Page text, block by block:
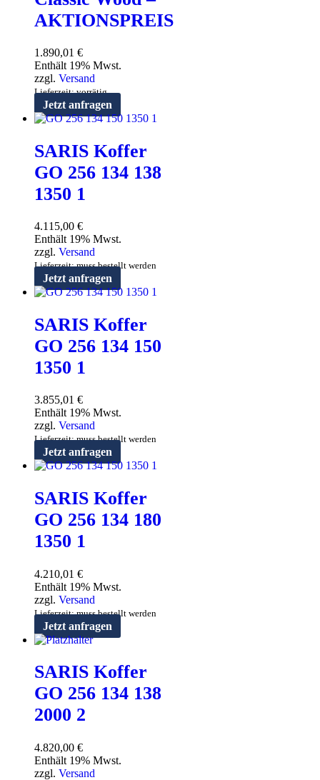
AKTIONSPREIS
1.890,01 €
Enthält 19% Mwst.
zzgl. Versand
Lieferzeit: vorrätig
Jetzt anfragen
SARIS Koffer
GO 256 134 138
1350 1
4.115,00 €
Enthält 19% Mwst.
zzgl. Versand
Lieferzeit: muss bestellt werden
Jetzt anfragen
SARIS Koffer
GO 256 134 150
1350 1
3.855,01 €
Enthält 19% Mwst.
zzgl. Versand
Lieferzeit: muss bestellt werden
Jetzt anfragen
SARIS Koffer
GO 256 134 180
1350 1
4.210,01 €
Enthält 19% Mwst.
zzgl. Versand
Lieferzeit: muss bestellt werden
Jetzt anfragen
SARIS Koffer
GO 256 134 138
2000 2
4.820,00 €
Enthält 19% Mwst.
zzgl. Versand